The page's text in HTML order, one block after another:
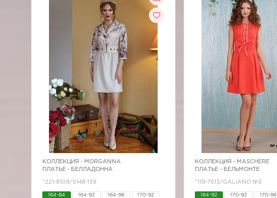
КОЛЛЕКЦИЯ - MORGANNA
ПЛАТЬЕ - БЕЛЛАДОННА
*221-8109/5148-139
164-84 164-92 164-96 170-92
КОЛЛЕКЦИЯ - MASCHERE
ПЛАТЬЕ - БЕЛЬМОНТЕ
*119-7513/GALIANO №3
164-92 170-92 170-96